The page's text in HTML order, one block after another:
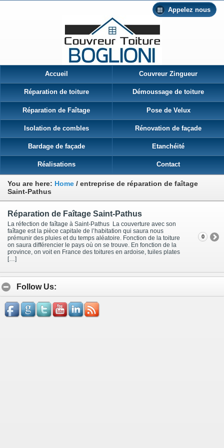
Appelez nous
Accueil Couvreur Zingueur
Réparation de toiture Démoussage de toiture
Réparation de Faîtage Pose de Velux
Isolation de combles Rénovation de façade
Bardage de façade Etanchéité
Réalisations Contact
You are here: Home / entreprise de réparation de faîtage
Saint-Pathus
Réparation de Faîtage Saint-Pathus
La réfection de faîtage à Saint-Pathus La couverture avec son
faîtage est la pièce capitale de l’habitation qui saura nous
prémunir des pluies et du temps aléatoire. Fonction de la toiture
on saura différencier le pays où on se trouve. En fonction de la
province, on voit en France des toitures en ardoise, tuiles plates
[…]
0
Follow Us: